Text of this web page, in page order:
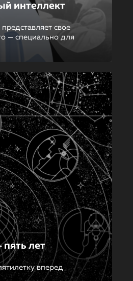
интеллект
свое
— специально для
лет
вперед